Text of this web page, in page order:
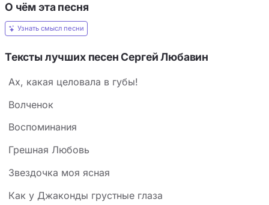
О чём эта песня
Узнать смысл песни
Тексты лучших песен Сергей Любавин
Ах, какая целовала в губы!
Волченок
Воспоминания
Грешная Любовь
Звездочка моя ясная
Как у Джаконды грустные глаза